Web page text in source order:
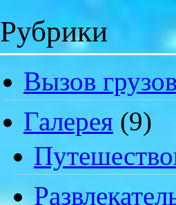
Рубрики
Вызов
Галерея (9)